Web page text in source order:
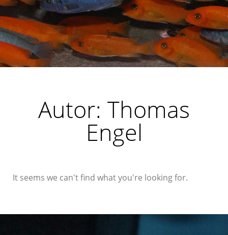
Autor: Thomas
Engel
It seems we can't find what you're looking for.